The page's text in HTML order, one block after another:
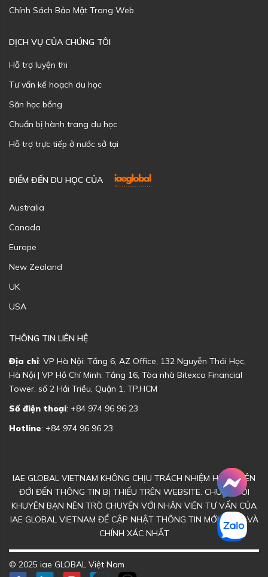
Chính Sách Bảo Mật Trang Web
DỊCH VỤ CỦA CHÚNG TÔI
Hỗ trợ luyện thi
Tư vấn kế hoạch du học
Săn học bổng
Chuẩn bị hành trang du học
Hỗ trợ trực tiếp ở nước sở tại
ĐIỂM ĐẾN DU HỌC CỦA
Australia
Canada
Europe
New Zealand
UK
USA
THÔNG TIN LIÊN HỆ
Địa chỉ: VP Hà Nội: Tầng 6, AZ Office, 132 Nguyễn Thái Học,
Hà Nội | VP Hồ Chí Minh: Tầng 16, Tòa nhà Bitexco Financial
Tower, số 2 Hải Triều, Quận 1, TP.HCM
Số điện thoại: +84 974 96 96 23
Hotline: +84 974 96 96 23
IAE GLOBAL VIETNAM KHÔNG CHỊU TRÁCH NHIỆM HOẶC LIÊN
ĐỚI ĐẾN THÔNG TIN BỊ THIẾU TRÊN WEBSITE. CHÚNG TÔI
KHUYÊN BẠN NÊN TRÒ CHUYỆN VỚI NHÂN VIÊN TƯ VẤN CỦA
IAE GLOBAL VIETNAM ĐỂ CẬP NHẬT THÔNG TIN MỚI NHẤT VÀ
CHÍNH XÁC NHẤT
© 2025 iae GLOBAL Việt Nam